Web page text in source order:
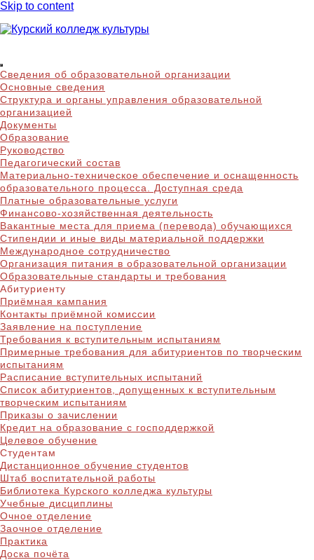
Skip to content
Курский колледж
культуры
Сведения об образовательной организации
Основные сведения
Структура и органы управления образовательной
организацией
Документы
Образование
Руководство
Педагогический состав
Материально-техническое обеспечение и оснащенность
образовательного процесса. Доступная среда
Платные образовательные услуги
Финансово-хозяйственная деятельность
Вакантные места для приема (перевода) обучающихся
Стипендии и иные виды материальной поддержки
Международное сотрудничество
Организация питания в образовательной организации
Образовательные стандарты и требования
Абитуриенту
Приёмная кампания
Контакты приёмной комиссии
Заявление на поступление
Требования к вступительным испытаниям
Примерные требования для абитуриентов по творческим
испытаниям
Расписание вступительных испытаний
Список абитуриентов, допущенных к вступительным
творческим испытаниям
Приказы о зачислении
Кредит на образование с господдержкой
Целевое обучение
Студентам
Дистанционное обучение студентов
Штаб воспитательной работы
Библиотека Курского колледжа культуры
Учебные дисциплины
Очное отделение
Заочное отделение
Практика
Доска почёта